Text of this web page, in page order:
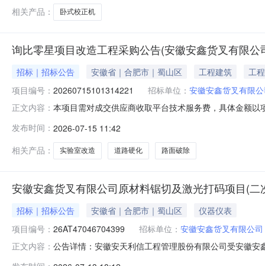
相关产品：
卧式校正机
询比零星项目改造工程采购公告(安徽安鑫货叉有限公
招标｜招标公告 安徽省｜合肥市｜蜀山区 工程建筑
工程
项目编号： 20260715101314221 招标单位： 安徽安鑫货叉有限
正文内容： 本项目需对成交供应商收取平台技术服务费，具体金额
化项17个日历日内完工2AX26-16-2路面破除项13AX26-
发布时间： 2026-07-15 11:42
相关产品：
实验室改造 道路硬化 路面破除
安徽安鑫货叉有限公司原材料锯切及激光打码项目(二
招标｜招标公告 安徽省｜合肥市｜蜀山区
仪器仪表
项目编号： 26AT47046704399 招标单位： 安徽安鑫货叉有限公司
正文内容： 公告详情：安徽安天利信工程管理股份有限公司受安徽